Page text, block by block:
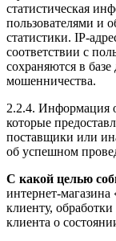
статистическая
пользователями и
статистики. IP-
соответствии с
сохраняются в
мошенничества.
2.2.4. Информация
которые
поставщики или
об успешном
С какой целью
интернет-
клиенту,
клиента о